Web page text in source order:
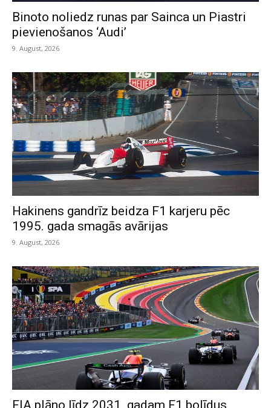
Binoto noliedz runas par Sainca un Piastri
pievienošanos ‘Audi’
9. August, 2026
Hakinens gandrīz beidza F1 karjeru pēc
1995. gada smagās avārijas
9. August, 2026
FIA plāno līdz 2031. gadam F1 bolīdus